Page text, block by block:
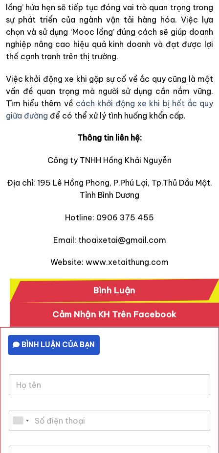
lồng’ hứa hẹn sẽ tiếp tục đóng vai trò quan trọng trong
sự phát triển của ngành vận tải hàng hóa. Việc lựa
chọn và sử dụng ‘Mooc lồng’ đúng cách sẽ giúp doanh
nghiệp nâng cao hiệu quả kinh doanh và đạt được lợi
thế cạnh tranh trên thị trường.
Việc khởi động xe khi gặp sự cố về ắc quy cũng là một
vấn đề quan trọng mà người sử dụng cần nắm vững.
Tìm hiểu thêm về cách khởi động xe khi bị hết ắc quy
giữa đường để có thể xử lý tình huống khẩn cấp.
Thông tin liên hệ:
Công ty TNHH Hồng Khải Nguyễn
Địa chỉ: 195 Lê Hồng Phong, P.Phú Lợi, Tp.Thủ Dầu Một,
Tỉnh Bình Dương
Hotline: 0906 375 455
Email: thoaixetai@gmail.com
Website: www.xetaithung.com
Bình Luận
Cảm Nhận KH Trên Facebook
BÌNH LUẬN CỦA BẠN